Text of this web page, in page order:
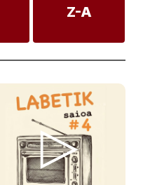
Z-A